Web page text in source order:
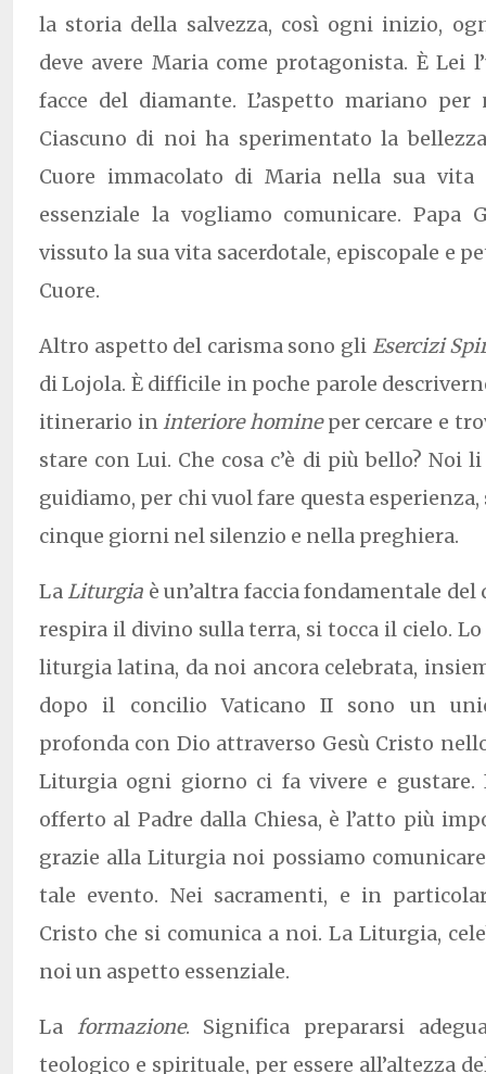
la storia della salvezza, così ogni inizio,
deve avere Maria come protagonista. È Lei
facce del diamante. L’aspetto mariano
Ciascuno di noi ha sperimentato la
Cuore immacolato di Maria nella sua vita
essenziale la vogliamo comunicare. Papa
vissuto la sua vita sacerdotale, episcopale e
Cuore.
Altro aspetto del carisma sono gli Esercizi
di Lojola. È difficile in poche parole
itinerario ininteriore homineper cercare e
stare con Lui. Che cosa c’è di più bello? Noi
guidiamo, per chi vuol fare questa
cinque giorni nel silenzio e nella preghiera.
LaLiturgia è un’altra faccia fondamentale del
respira il divino sulla terra, si tocca il cielo. Lo
liturgia latina, da noi ancora celebrata,
dopo il concilio Vaticano II sono un
profonda con Dio attraverso Gesù Cristo
Liturgia ogni giorno ci fa vivere e gustare.
offerto al Padre dalla Chiesa, è l’atto più
grazie alla Liturgia noi possiamo
tale evento. Nei sacramenti, e in
Cristo che si comunica a noi. La Liturgia,
noi un aspetto essenziale.
La formazione. Significa prepararsi
teologico e spirituale, per essere all’altezza